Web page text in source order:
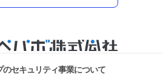
セキュリティ事業について